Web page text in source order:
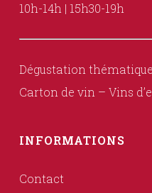
10h-14h | 15h30-19h
Dégustation thématique
Carton de vin – Vins
INFORMATIONS
Contact